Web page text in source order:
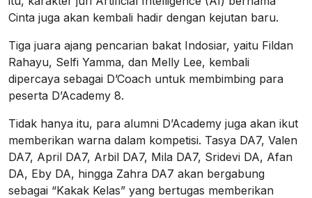
Cinta juga akan kembali hadir dengan kejutan baru.
Tiga juara ajang pencarian bakat Indosiar, yaitu Fildan
Rahayu, Selfi Yamma, dan Melly Lee, kembali
dipercaya sebagai D’Coach untuk membimbing para
peserta D’Academy 8.
Tidak hanya itu, para alumni D’Academy juga akan ikut
memberikan warna dalam kompetisi. Tasya DA7, Valen
DA7, April DA7, Arbil DA7, Mila DA7, Sridevi DA, Afan
DA, Eby DA, hingga Zahra DA7 akan bergabung
sebagai “Kakak Kelas” yang bertugas memberikan